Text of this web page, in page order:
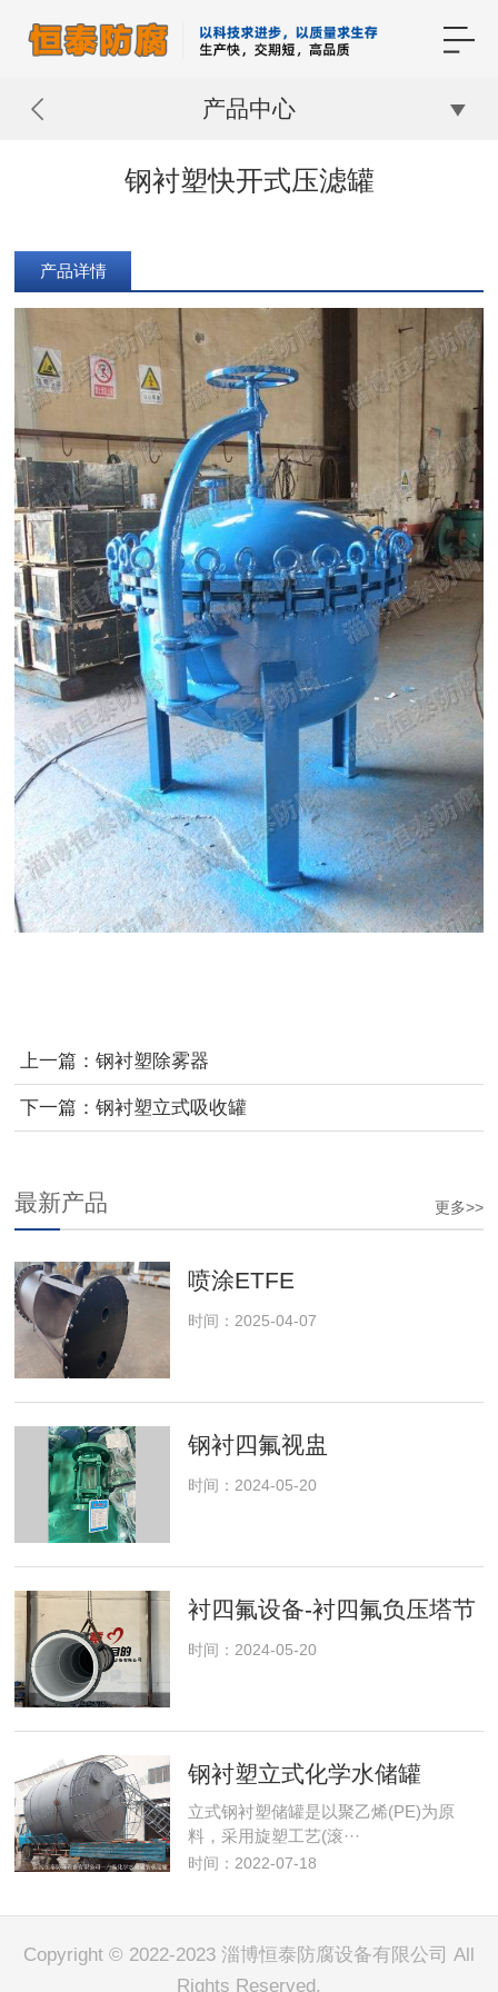
产品中心
钢衬塑快开式压滤罐
产品详情
上一篇： 钢衬塑除雾器
下一篇： 钢衬塑立式吸收罐
更多>>
最新产品
喷涂ETFE
时间：2025-04-07
钢衬四氟视盅
时间：2024-05-20
衬四氟设备-衬四氟负压塔节
时间：2024-05-20
钢衬塑立式化学水储罐
立式钢衬塑储罐是以聚乙烯(PE)为原
料，采用旋塑工艺(滚···
时间：2022-07-18
Copyright © 2022-2023 淄博恒泰防腐设备有限公司 All
Rights Reserved.